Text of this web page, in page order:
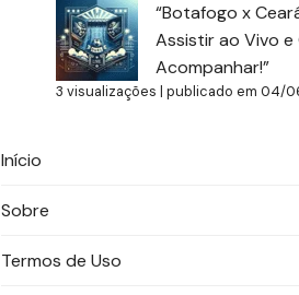
“Botafogo x
Assistir ao Vivo e
Acompanhar!”
3 visualizações | publicado em 04/
Início
Sobre
Termos de Uso